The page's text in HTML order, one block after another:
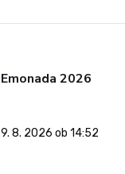
Emonada 2026
9. 8. 2026 ob 14:52